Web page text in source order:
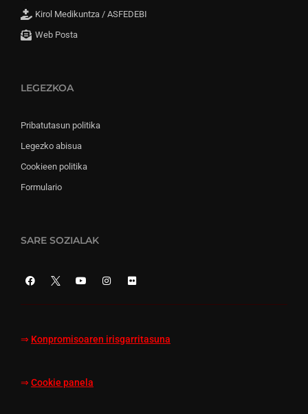
Kirol Medikuntza / ASFEDEBI
Web Posta
LEGEZKOA
Pribatutasun politika
Legezko abisua
Cookieen politika
Formulario
SARE SOZIALAK
⇒ Konpromisoaren irisgarritasuna
⇒ Cookie panela